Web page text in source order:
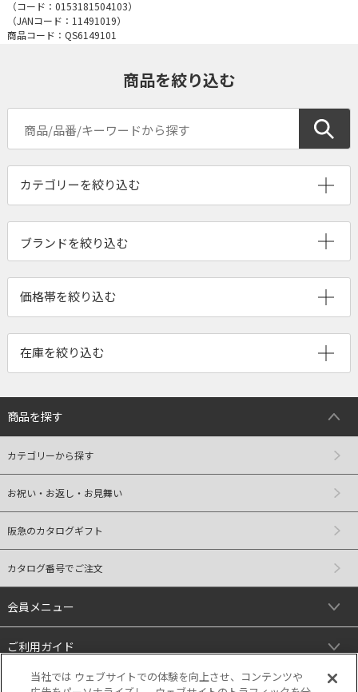
（コード： 0153181504103）
（JANコード： 11491019）
商品コード：QS6149101
商品を絞り込む
ブランドを絞り込む
商品を探す
カテゴリーから探す
お祝い・お返し・お見舞い
阪急のカタログギフト
カタログ番号でご注文
会員メニュー
ご利用ガイド
リンク
当社では ウェブサイトでの体験を向上させ、コンテンツや